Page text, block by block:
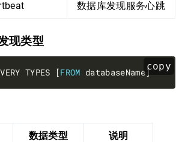
数据库发现服务心跳
现类型
copy
TYPES [FROM databaseName]
数据类型 说明